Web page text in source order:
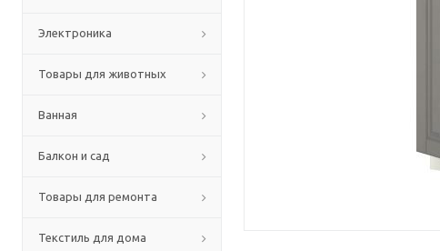
Электроника
Товары для животных
Ванная
Балкон и сад
Товары для ремонта
Текстиль для дома